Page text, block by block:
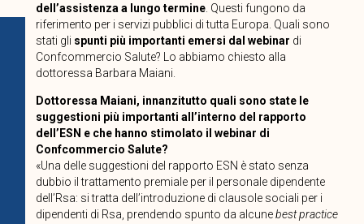
dell’assistenza a lungo termine. Questi fungono da
riferimento per i servizi pubblici di tutta Europa. Quali sono
stati gli spunti più importanti emersi dal webinar di
Confcommercio Salute? Lo abbiamo chiesto alla
dottoressa Barbara Maiani.
Dottoressa Maiani, innanzitutto quali sono state le
suggestioni più importanti all’interno del rapporto
dell’ESN e che hanno stimolato il webinar di
Confcommercio Salute?
«Una delle suggestioni del rapporto ESN è stato senza
dubbio il trattamento premiale per il personale dipendente
dell’Rsa: si tratta dell’introduzione di clausole sociali per i
dipendenti di Rsa, prendendo spunto da alcunebest practice